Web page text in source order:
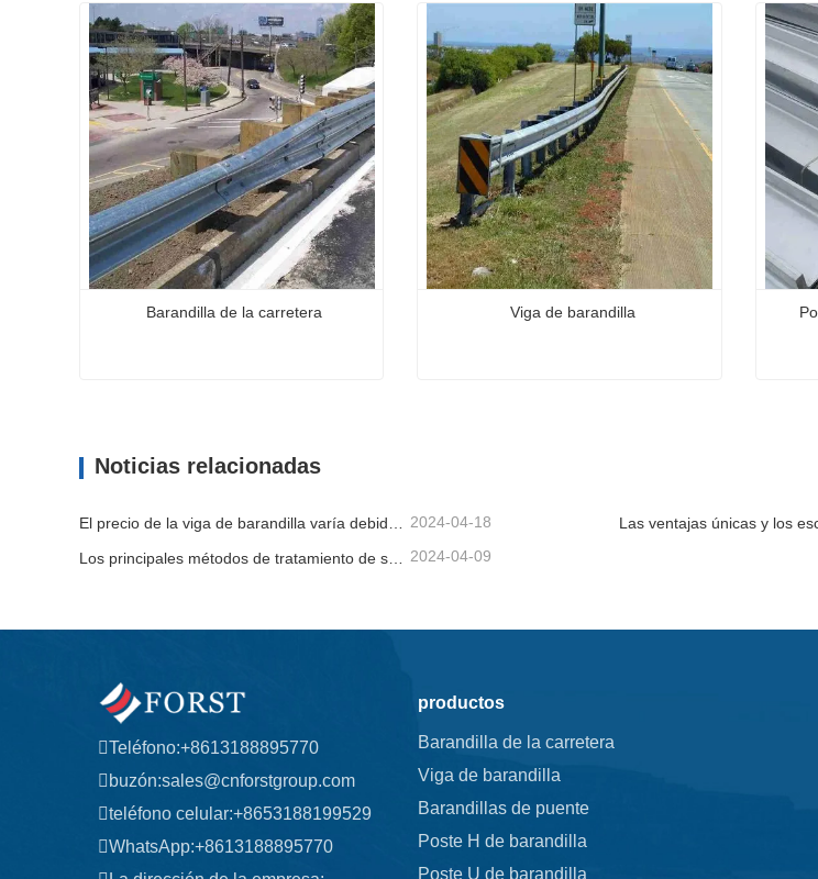
Barandilla de la carretera Viga de barandilla
Noticias relacionadas
El precio de la viga de barandilla varía debido a varios factores. 2024-04-18
2024-04-09
Teléfono:+8613188895770
buzón:sales@cnforstgroup.com
teléfono celular:+8653188199529
WhatsApp:+8613188895770
productos
Barandilla de la carretera
Viga de barandilla
Barandillas de puente
Poste H de barandilla
Poste U de barandilla